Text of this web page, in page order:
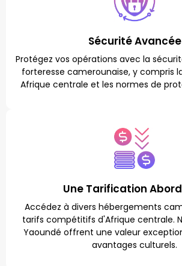
Sécurité Avancée
Protégez vos opérations avec la
forteresse camerounaise, y compris
Afrique centrale et les normes de
Une Tarification
Accédez à divers hébergements
tarifs compétitifs d'Afrique centrale.
Yaoundé offrent une valeur
avantages culturels.